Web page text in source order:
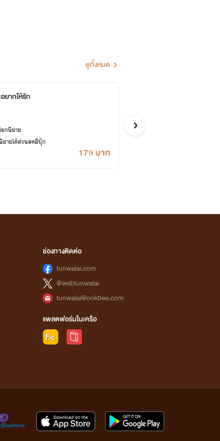
ดูทั้งหมด
ยากให้รัก
179 บาท
กนิยาย
ยายได้ส่วนลดอีบุ๊ก
ช่องทางติดต่อ
tunwalai.com
@webtunwalai
tunwalai@ookbee.com
แพลตฟอร์มในเครือ